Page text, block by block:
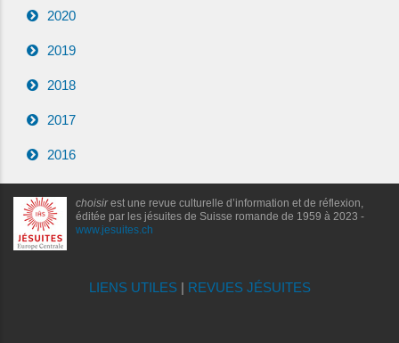
2020
2019
2018
2017
2016
choisirest une revue culturelle d’information et de réflexion,
éditée par les jésuites de Suisse romande de 1959 à 2023 -
www.jesuites.ch
LIENS UTILES| REVUES JÉSUITES